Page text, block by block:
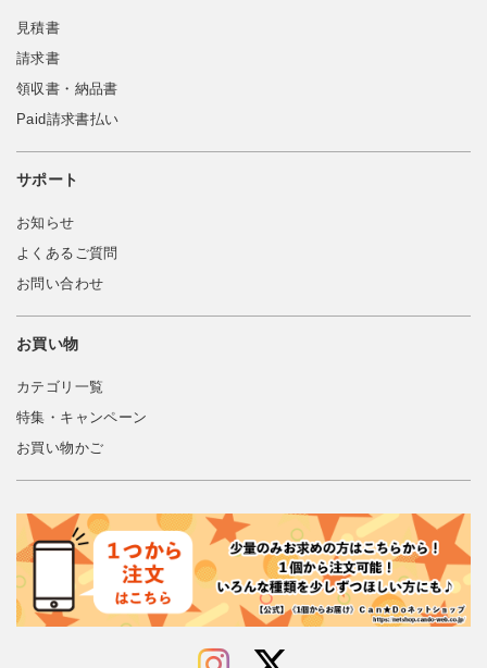
見積書
請求書
領収書・納品書
Paid請求書払い
サポート
お知らせ
よくあるご質問
お問い合わせ
お買い物
カテゴリ一覧
特集・キャンペーン
お買い物かご